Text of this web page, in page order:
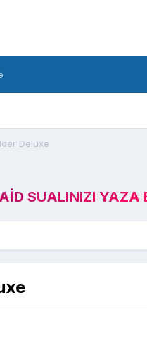
Deluxe
SUALINIZI